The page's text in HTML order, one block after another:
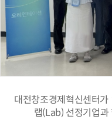
대전창조경제혁신센터
랩(Lab) 선정기업과